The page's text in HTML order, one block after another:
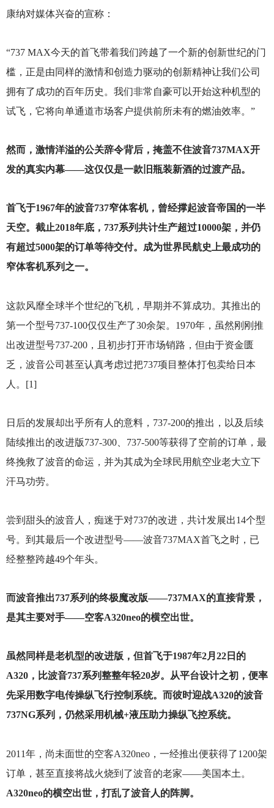
康纳对媒体兴奋的宣称：
“737 MAX今天的首飞带着我们跨越了一个新的创新世纪的门
槛，正是由同样的激情和创造力驱动的创新精神让我们公司
拥有了成功的百年历史。我们非常自豪可以开始这种机型的
试飞，它将向单通道市场客户提供前所未有的燃油效率。”
然而，激情洋溢的公关辞令背后，掩盖不住波音737MAX开
发的真实内幕——这仅仅是一款旧瓶装新酒的过渡产品。
首飞于1967年的波音737窄体客机，曾经撑起波音帝国的一半
天空。截止2018年底，737系列共计生产超过10000架，并仍
有超过5000架的订单等待交付。成为世界民航史上最成功的
窄体客机系列之一。
这款风靡全球半个世纪的飞机，早期并不算成功。其推出的
第一个型号737-100仅仅生产了30余架。1970年，虽然刚刚推
出改进型号737-200，且初步打开市场销路，但由于资金匮
乏，波音公司甚至认真考虑过把737项目整体打包卖给日本
人。[1]
日后的发展却出乎所有人的意料，737-200的推出，以及后续
陆续推出的改进版737-300、737-500等获得了空前的订单，最
终挽救了波音的命运，并为其成为全球民用航空业老大立下
汗马功劳。
尝到甜头的波音人，痴迷于对737的改进，共计发展出14个型
号。到其最后一个改进型号——波音737MAX首飞之时，已
经整整跨越49个年头。
而波音推出737系列的终极魔改版——737MAX的直接背景，
是其主要对手——空客A320neo的横空出世。
虽然同样是老机型的改进版，但首飞于1987年2月22日的
A320，比波音737系列整整年轻20岁。从平台设计之初，便率
先采用数字电传操纵飞行控制系统。而彼时迎战A320的波音
737NG系列，仍然采用机械+液压助力操纵飞控系统。
2011年，尚未面世的空客A320neo，一经推出便获得了1200架
订单，甚至直接将战火烧到了波音的老家——美国本土。
A320neo的横空出世，打乱了波音人的阵脚。